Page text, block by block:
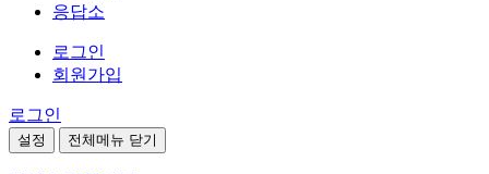
응답소
로그인
회원가입
로그인
설정 전체메뉴 닫기